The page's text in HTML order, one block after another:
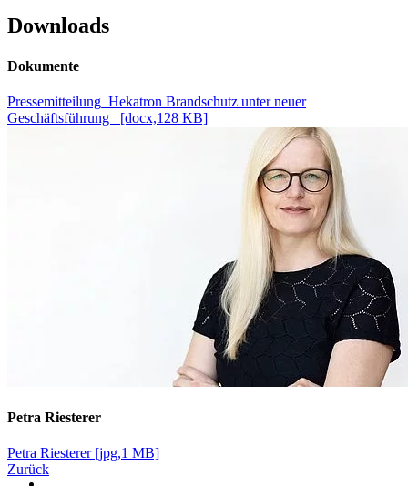
Downloads
Dokumente
Pressemitteilung_Hekatron Brandschutz unter neuer
Geschäftsführung [docx,128 KB]
Petra Riesterer
Petra Riesterer [jpg,1 MB]
Zurück